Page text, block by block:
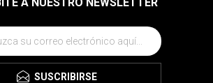
SUSCRIBIRSE